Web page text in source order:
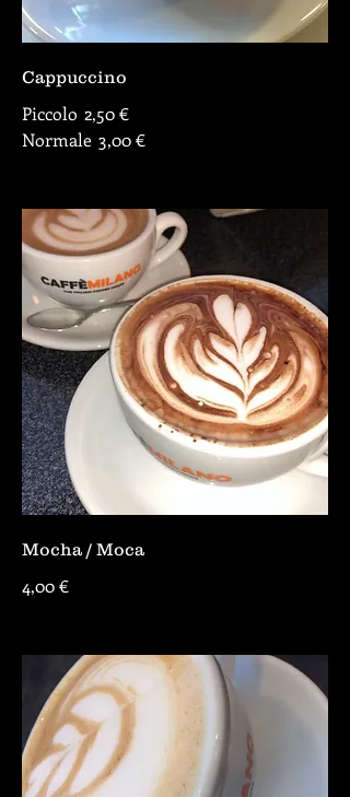
Cappuccino
Piccolo 2,50 €
Normale 3,00 €
Mocha / Moca
4,00 €